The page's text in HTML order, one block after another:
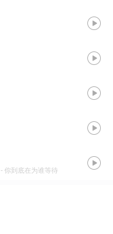
- 你到底在为谁等待